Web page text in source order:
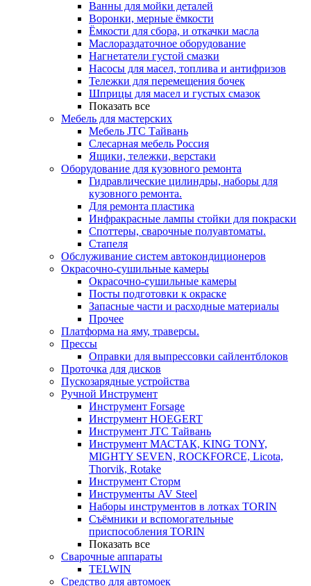
Ванны для мойки деталей
Воронки, мерные ёмкости
Ёмкости для сбора, и откачки масла
Маслораздаточное оборудование
Нагнетатели густой смазки
Насосы для масел, топлива и антифризов
Тележки для перемещения бочек
Шприцы для масел и густых смазок
Показать все
Мебель для мастерских
Мебель JTC Тайвань
Слесарная мебель Россия
Ящики, тележки, верстаки
Оборудование для кузовного ремонта
Гидравлические цилиндры, наборы для
кузовного ремонта.
Для ремонта пластика
Инфракрасные лампы стойки для покраски
Споттеры, сварочные полуавтоматы.
Стапеля
Обслуживание систем автокондиционеров
Окрасочно-сушильные камеры
Окрасочно-сушильные камеры
Посты подготовки к окраске
Запасные части и расходные материалы
Прочее
Платформа на яму, траверсы.
Прессы
Оправки для выпрессовки сайлентблоков
Проточка для дисков
Пускозарядные устройства
Ручной Инструмент
Инструмент Forsage
Инструмент HOEGERT
Инструмент JTC Тайвань
Инструмент МАСТАК, KING TONY,
MIGHTY SEVEN, ROCKFORCE, Licota,
Thorvik, Rotake
Инструмент Сторм
Инструменты AV Steel
Наборы инструментов в лотках TORIN
Съёмники и вспомогательные
приспособления TORIN
Показать все
Сварочные аппараты
TELWIN
Средство для автомоек